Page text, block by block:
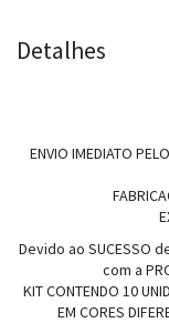
Detalhes
ENVIO IMEDIATO
Devido ao SUCESSO
com a
KIT CONTENDO 10
EM CORES